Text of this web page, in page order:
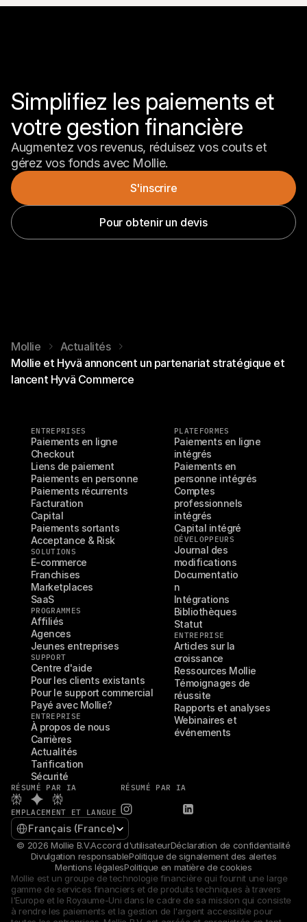
Simplifiez les paiements et
votre gestion financière
Augmentez vos revenus, réduisez vos couts et
gérez vos fonds avec Mollie.
S'inscrire
Pour obtenir un devis
Mollie
Actualités
Mollie et Hyvä annoncent un partenariat stratégique et
lancent Hyvä Commerce
ENTREPRISES
Paiements en ligne
Checkout
Liens de paiement
Paiements en personne
Paiements récurrents
Facturation
Capital
Paiements sortants
Acceptance & Risk
SOLUTIONS
E-commerce
Franchises
Marketplaces
SaaS
PROGRAMMES
Affiliés
Agences
Jeunes entreprises
SUPPORT
Centre d'aide
Pour les clients existants
Pour le support commercial
Payé avec Mollie?
ENTREPRISE
À propos de nous
Carrières
Actualités
Tarification
Sécurité
PLATEFORMES
Paiements en ligne
intégrés
Paiements en
personne intégrés
Comptes
professionnels
intégrés
Capital intégré
DÉVELOPPEURS
Journal des
modifications
Documentatio
n
Intégrations
Bibliothèques
Statut
ENTREPRISE
Articles sur la
croissance
Ressources Mollie
Témoignages de
réussite
Rapports et analyses
Webinaires et
événements
RÉSUMÉ PAR IA RÉSUMÉ PAR IA
EMPLACEMENT ET LANGUE
Select Language
Français (France)
© 2026 Mollie B.V.Accord d'utilisateurDéclaration de confidentialité
Divulgation responsablePolitique de signalement des alertes
Mentions légalesPolitique en matière de cookies
Mollie est un groupe de technologie financière qui fournit une large
gamme de services financiers et de produits techniques à travers
l'Europe et le Royaume-Uni dans le cadre de sa mission qui consiste
à rendre les paiements et la gestion de l'argent accessible pour